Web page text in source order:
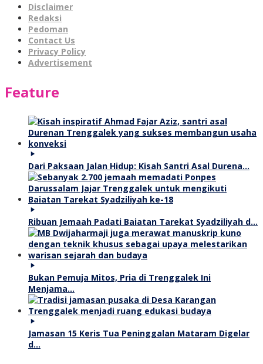
Disclaimer
Redaksi
Pedoman
Contact Us
Privacy Policy
Advertisement
Feature
Dari Paksaan Jalan Hidup: Kisah Santri Asal Durena…
Ribuan Jemaah Padati Baiatan Tarekat Syadziliyah d…
Bukan Pemuja Mitos, Pria di Trenggalek Ini
Menjama…
Jamasan 15 Keris Tua Peninggalan Mataram Digelar
d…